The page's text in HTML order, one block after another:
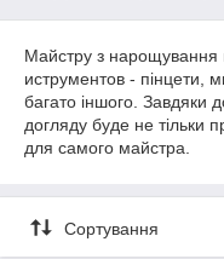
Майстру з нарощування
иструментов - пінцети,
багато іншого. Завдяки
догляду буде не тільки
для самого майстра.
Сортування